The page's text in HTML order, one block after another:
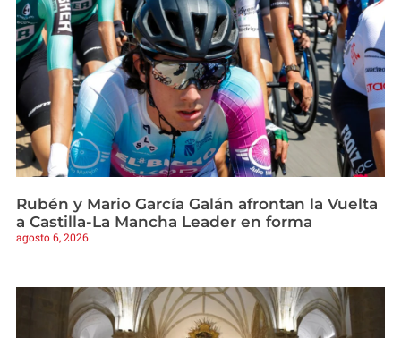
Rubén y Mario García Galán afrontan la Vuelta
a Castilla-La Mancha Leader en forma
agosto 6, 2026